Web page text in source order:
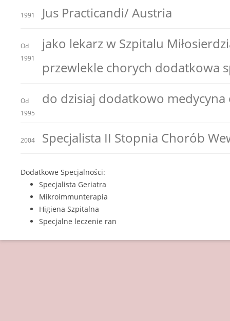
1991 Jus Practicandi/ Austria
Od
1991
jako lekarz w Szpitalu
przewlekle chorych dodatkowa
Od
1995
do dzisiaj dodatkowo
2004 Specjalista II Stopnia Chorób
Dodatkowe Specjalności:
Specjalista Geriatra
Mikroimmunterapia
Higiena Szpitalna
Specjalne leczenie ran